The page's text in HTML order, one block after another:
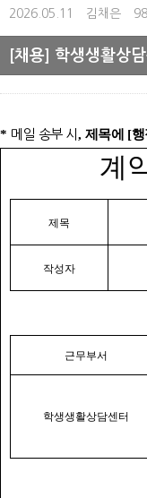
2026.05.11 김채은
[채용] 학생생활상
* 메일 송부 시 , 제목에 [행
계
제목
작성자
근무부서
학생생활상담센터